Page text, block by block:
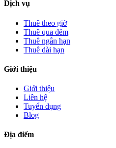
Dịch vụ
Thuê theo giờ
Thuê qua đêm
Thuê ngắn hạn
Thuê dài hạn
Giới thiệu
Giới thiệu
Liên hệ
Tuyển dụng
Blog
Địa điểm